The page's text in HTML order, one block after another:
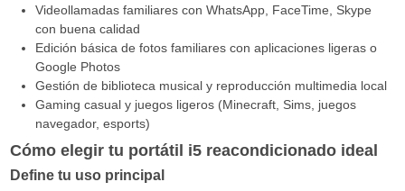
Videollamadas familiares con WhatsApp, FaceTime, Skype
con buena calidad
Edición básica de fotos familiares con aplicaciones ligeras o
Google Photos
Gestión de biblioteca musical y reproducción multimedia local
Gaming casual y juegos ligeros (Minecraft, Sims, juegos
navegador, esports)
Cómo elegir tu portátil i5 reacondicionado ideal
Define tu uso principal